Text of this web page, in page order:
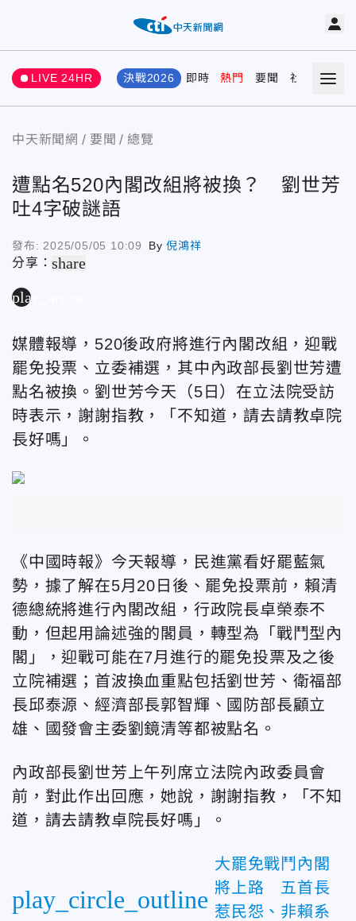
LIVE 24HR 決戰2026 即時 熱門 要聞 社會 娛樂
中天新聞網 要聞 總覽
遭點名520內閣改組將被換？ 劉世芳
吐4字破謎語
發布: 2025/05/05 10:09 By倪鴻祥
分享：share
play_arrow
媒體報導，520後政府將進行內閣改組，迎戰
罷免投票、立委補選，其中內政部長劉世芳遭
點名被換。劉世芳今天（5日）在立法院受訪
時表示，謝謝指教，「不知道，請去請教卓院
長好嗎」。
《中國時報》今天報導，民進黨看好罷藍氣
勢，據了解在5月20日後、罷免投票前，賴清
德總統將進行內閣改組，行政院長卓榮泰不
動，但起用論述強的閣員，轉型為「戰鬥型內
閣」，迎戰可能在7月進行的罷免投票及之後
立院補選；首波換血重點包括劉世芳、衛福部
長邱泰源、經濟部長郭智輝、國防部長顧立
雄、國發會主委劉鏡清等都被點名。
內政部長劉世芳上午列席立法院內政委員會
前，對此作出回應，她說，謝謝指教，「不知
道，請去請教卓院長好嗎」。
play_circle_outline
大罷免戰鬥內閣
將上路 五首長
惹民怨、非賴系